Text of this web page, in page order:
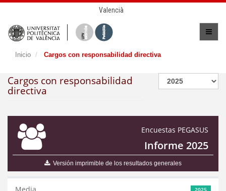
Valencià
Inicio Cargos con responsabilidad directiva
Cargos con responsabilidad
directiva
Encuestas PEGASUS
Informe 2025
Versión imprimible de los resultados generales
2025